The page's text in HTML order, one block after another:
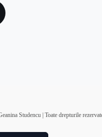
Studencu | Toate drepturile